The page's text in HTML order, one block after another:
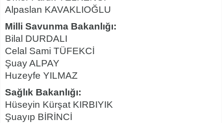
Alpaslan KAVAKLIOĞLU
Milli Savunma Bakanlığı:
Bilal DURDALI
Celal Sami TÜFEKCİ
Şuay ALPAY
Huzeyfe YILMAZ
Sağlık Bakanlığı:
Hüseyin Kürşat KIRBIYIK
Şuayıp BİRİNCİ